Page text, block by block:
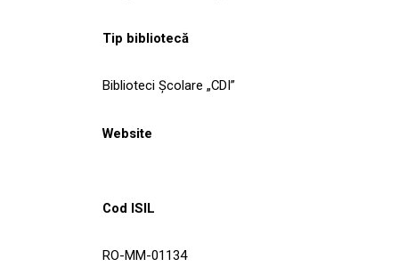
NOUTĂȚI
Tip bibliotecă
Biblioteci Școlare „CDI”
Website
Cod ISIL
RO-MM-01134